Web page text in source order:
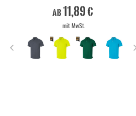
ab 11,89 €
mit MwSt.